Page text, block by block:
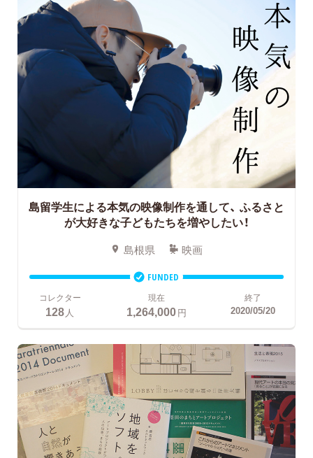
島留学生による本気の映像制作を通して、 ふるさと
が大好きな子どもたちを増やしたい！
島根県 映画
FUNDED
コレクター
128人
現在
1,264,000円
終了
2020/05/20